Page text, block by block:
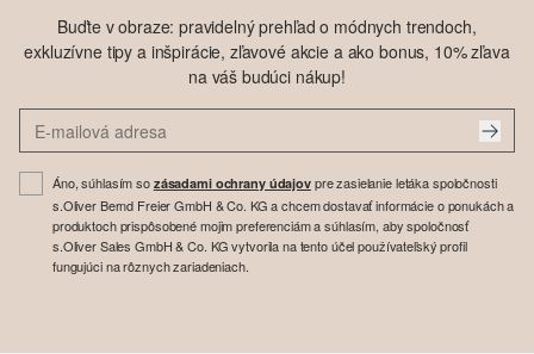
Buďte v obraze: pravidelný prehľad o módnych trendoch,
exkluzívne tipy a inšpirácie, zľavové akcie a ako bonus, 10% zľava
na váš budúci nákup!
Áno, súhlasím so zásadami ochrany údajovpre zasielanie letáka spoločnosti
s.Oliver Bernd Freier GmbH & Co. KG a chcem dostavať informácie o ponukách a
produktoch prispôsobené mojim preferenciám a súhlasím, aby spoločnosť
s.Oliver Sales GmbH & Co. KG vytvorila na tento účel používateľský profil
fungujúci na rôznych zariadeniach.